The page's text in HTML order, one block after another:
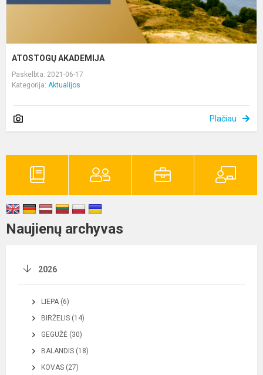
ATOSTOGŲ AKADEMIJA
Paskelbta: 2021-06-17
Kategorija: Aktualijos
Plačiau
Naujienų archyvas
2026
LIEPA (6)
BIRŽELIS (14)
GEGUŽĖ (30)
BALANDIS (18)
KOVAS (27)